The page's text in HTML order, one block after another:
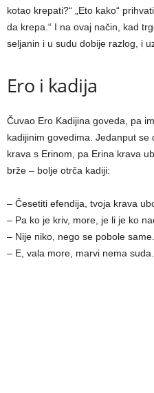
kotao krepati?“ „Eto kako“
da krepa.“ I na ovaj način, kad
seljanin i u sudu dobije razlog, i
Ero i kadija
Čuvao Ero Kadijina goveda, pa
kadijinim govedima. Jedanput se
krava s Erinom, pa Erina krava
brže – bolje otrča kadiji:
– Česetiti efendija, tvoja krava
– Pa ko je kriv, more, je li je ko
– Nije niko, nego se pobole same.
– E, vala more, marvi nema suda.